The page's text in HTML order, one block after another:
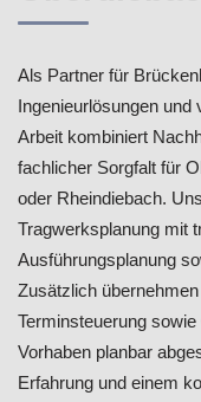
Als Partner für
Ingenieurlösungen
Arbeit kombiniert
fachlicher Sorgfalt für
oder Rheindiebach.
Tragwerksplanung mit
Ausführungsplanung
Zusätzlich
Terminsteuerung
Vorhaben planbar
Erfahrung und einem